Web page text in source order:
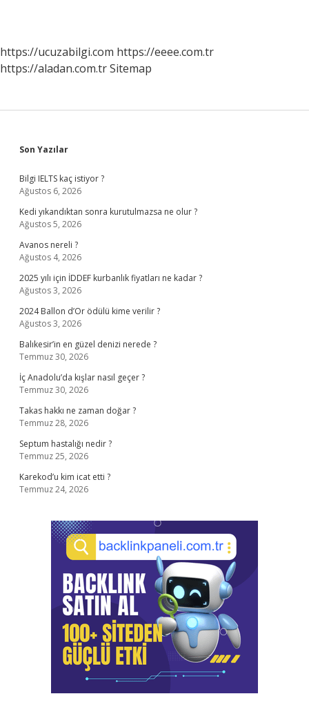
https://ucuzabilgi.com https://eeee.com.tr
https://aladan.com.trSitemap
Sidebar
Son Yazılar
Bilgi IELTS kaç istiyor ?
Ağustos 6, 2026
Kedi yıkandıktan sonra kurutulmazsa ne olur ?
Ağustos 5, 2026
Avanos nereli ?
Ağustos 4, 2026
2025 yılı için İDDEF kurbanlık fiyatları ne kadar ?
Ağustos 3, 2026
2024 Ballon d’Or ödülü kime verilir ?
Ağustos 3, 2026
Balıkesir’in en güzel denizi nerede ?
Temmuz 30, 2026
İç Anadolu’da kışlar nasıl geçer ?
Temmuz 30, 2026
Takas hakkı ne zaman doğar ?
Temmuz 28, 2026
Septum hastalığı nedir ?
Temmuz 25, 2026
Karekod’u kim icat etti ?
Temmuz 24, 2026